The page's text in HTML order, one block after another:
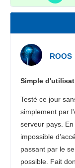
ROOS
Simple
Testé ce jour
simplement par
serveur pays.
impossible
passant par le
possible. Fait